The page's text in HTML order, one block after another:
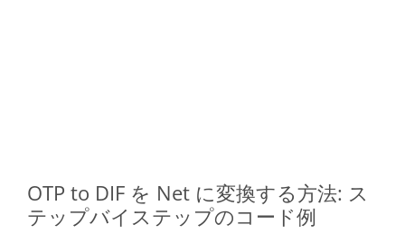
OTP to DIF を Net に変換する方法: ス
テップバイステップのコード例